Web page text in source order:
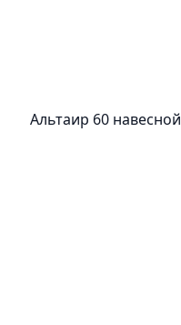
Альтаир 60 навесной